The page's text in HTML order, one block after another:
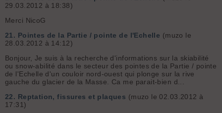
29.03.2012 à 18:38)
Merci NicoG
21. Pointes de la Partie / pointe de l'Echelle (muzo le
28.03.2012 à 14:12)
Bonjour, Je suis à la recherche d'informations sur la skiabilité
ou snow-abilité dans le secteur des pointes de la Partie / pointe
de l'Echelle d'un couloir nord-ouest qui plonge sur la rive
gauche du glacier de la Masse. Ca me parait-bien d...
22. Reptation, fissures et plaques (muzo le 02.03.2012 à
17:31)